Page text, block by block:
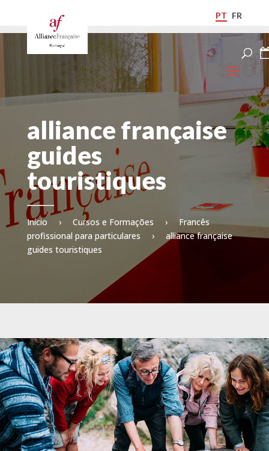
PT FR
alliance française
guides
touristiques
Início › Cursos e Formações ›
Francês
profissional para particulares
›
alliance française
guides touristiques